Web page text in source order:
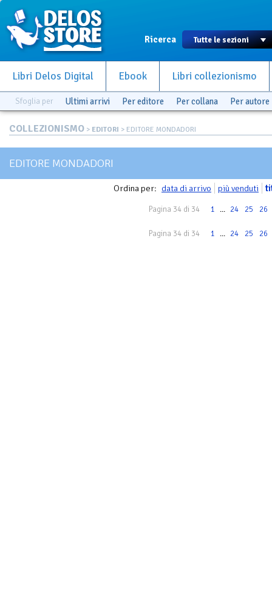
Ricerca
Libri Delos Digital Ebook Libri collezionismo
Sfoglia per Ultimi arrivi Per editore Per collana Per autore
COLLEZIONISMO > EDITORI > EDITORE MONDADORI
EDITORE MONDADORI
Ordina per: data di arrivo più venduti
Pagina 34 di 34 1 ... 24 25 26
Pagina 34 di 34 1 ... 24 25 26